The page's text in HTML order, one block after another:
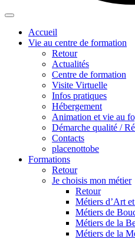
Accueil
Vie au centre de formation
Retour
Actualités
Centre de formation
Visite Virtuelle
Infos pratiques
Hébergement
Animation et vie au
Démarche qualité /
Contacts
placenottobe
Formations
Retour
Je choisis mon métier
Retour
Métiers d’Art
Métiers de
Métiers de la
Métiers de la